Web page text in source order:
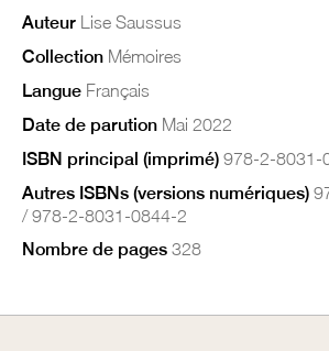
Auteur Lise Saussus
Collection Mémoires
Langue Français
Date de parution Mai 2022
ISBN principal (imprimé) 978-2-8031-
Autres ISBNs (versions numériques)
/ 978-2-8031-0844-2
Nombre de pages 328